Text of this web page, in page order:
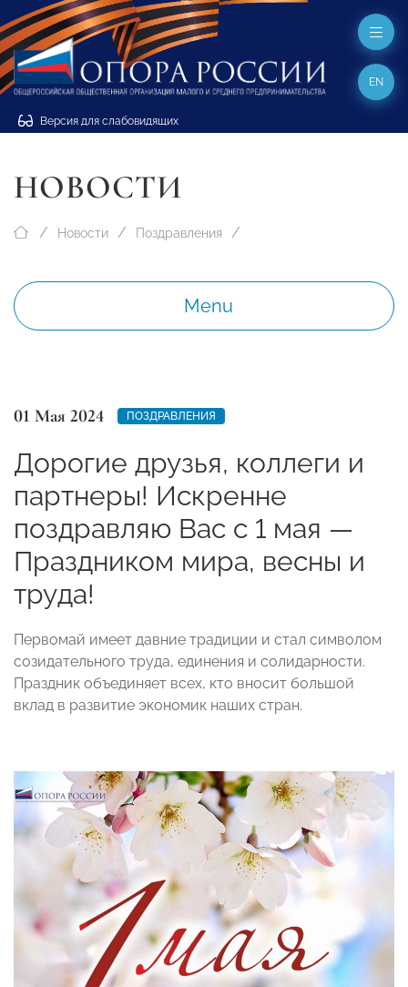
Версия для слабовидящих
EN
НОВОСТИ
Новости Поздравления
Menu
01 Мая 2024 ПОЗДРАВЛЕНИЯ
Дорогие друзья, коллеги и
партнеры! Искренне
поздравляю Вас с 1 мая —
Праздником мира, весны и
труда!
Первомай имеет давние традиции и стал символом
созидательного труда, единения и солидарности.
Праздник объединяет всех, кто вносит большой
вклад в развитие экономик наших стран.